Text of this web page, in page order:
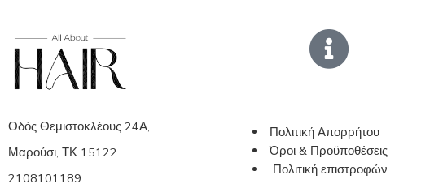
Οδός Θεμιστοκλέους 24Α,
Μαρούσι, ΤΚ 15122
2108101189
Πολιτική Απορρήτου
Όροι & Προϋποθέσεις
Πολιτική επιστροφών